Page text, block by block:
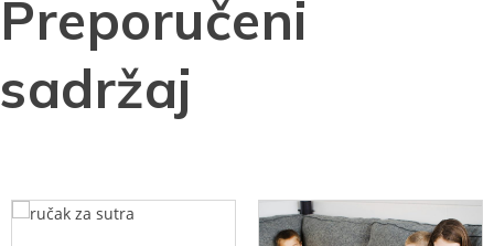
Preporučeni
sadržaj